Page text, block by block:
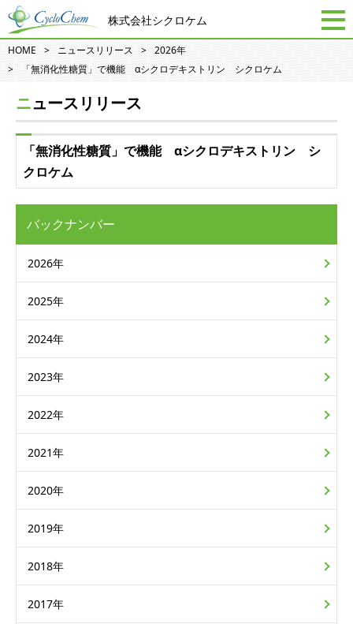
株式会社シクロケム
HOME ニュースリリース
2026年
「無消化性糖質」で機能 αシクロデキストリン シクロケム
ニュースリリース
「無消化性糖質」で機能 αシクロデキストリン シ
クロケム
バックナンバー
2026年
2025年
2024年
2023年
2022年
2021年
2020年
2019年
2018年
2017年